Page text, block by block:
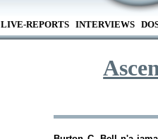
LIVE-REPORTS INTERVIEWS